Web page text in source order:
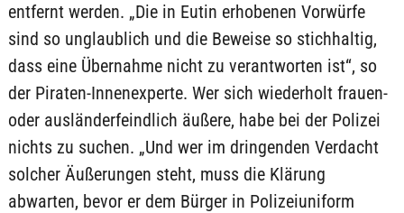
entfernt werden. „Die in Eutin erhobenen Vorwürfe
sind so unglaublich und die Beweise so stichhaltig,
dass eine Übernahme nicht zu verantworten ist“, so
der Piraten-Innenexperte. Wer sich wiederholt frauen-
oder ausländerfeindlich äußere, habe bei der Polizei
nichts zu suchen. „Und wer im dringenden Verdacht
solcher Äußerungen steht, muss die Klärung
abwarten, bevor er dem Bürger in Polizeiuniform